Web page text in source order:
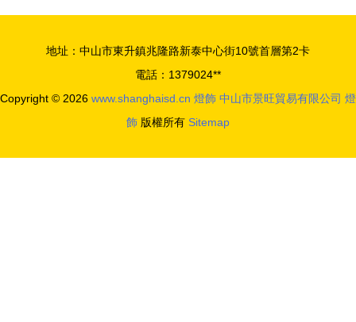
索
地址：中山市東升鎮兆隆路新泰中心街10號首層第2卡
電話：1379024**
Copyright © 2026 www.shanghaisd.cn 燈飾 中山市景旺貿易有限公司 燈
飾 版權所有 Sitemap